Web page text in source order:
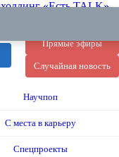
Прямые эфиры
Случайная новость
Научпоп
С места в карьеру
Спецпроекты